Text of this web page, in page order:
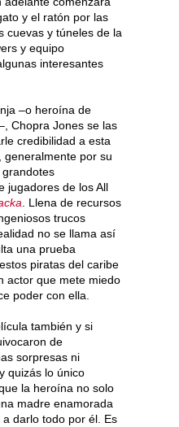
y el ratón por las
cuevas y túneles de la
y equipo
interesantes
–o heroína de
Chopra Jones se las
credibilidad a esta
generalmente por su
jugadores de los All
. Llena de recursos
trucos
no se llama así
una prueba
piratas del caribe
actor que mete miedo
poder con ella.
también y si
de
sorpresas ni
quizás lo único
la heroína no solo
madre enamorada
darlo todo por él. Es